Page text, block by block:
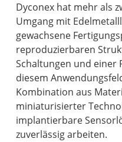
Dyconex hat mehr als
Umgang mit
gewachsene
reproduzierbaren
Schaltungen und einer
diesem
Kombination aus
miniaturisierter
implantierbare
zuverlässig arbeiten.